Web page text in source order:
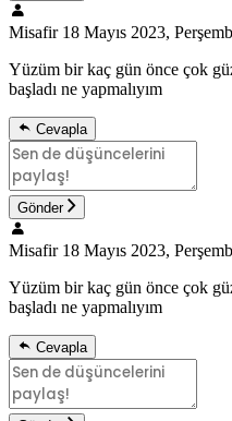
Misafir 18 Mayıs 2023,
Yüzüm bir kaç gün önce çok
başladı ne yapmalıyım
Cevapla
Gönder
Misafir 18 Mayıs 2023,
Yüzüm bir kaç gün önce çok
başladı ne yapmalıyım
Cevapla